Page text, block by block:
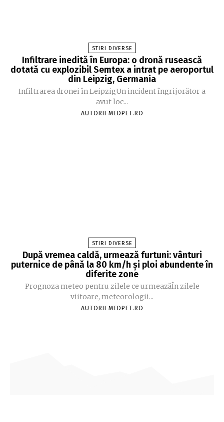
STIRI DIVERSE
Infiltrare inedită în Europa: o dronă rusească
dotată cu explozibil Semtex a intrat pe aeroportul
din Leipzig, Germania
Infiltrarea dronei în LeipzigUn incident îngrijorător a
avut loc...
AUTORII MEDPET.RO
STIRI DIVERSE
După vremea caldă, urmează furtuni: vânturi
puternice de până la 80 km/h și ploi abundente în
diferite zone
Prognoza meteo pentru zilele ce urmeazăÎn zilele
viitoare, meteorologii...
AUTORII MEDPET.RO